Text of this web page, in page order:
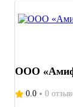
ООО
0.0 0